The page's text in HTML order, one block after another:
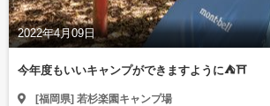
2022年4月09日
今年度もいいキャンプができますように⛺⛩️
[福岡県] 若杉楽園キャンプ場